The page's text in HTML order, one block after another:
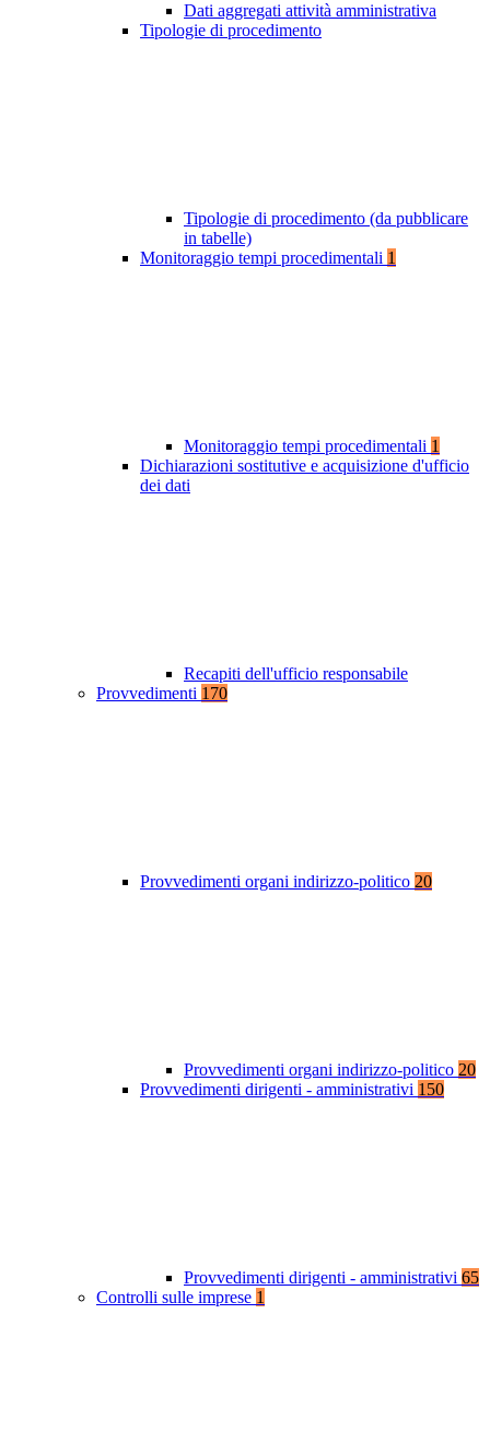
Dati aggregati attività amministrativa
Tipologie di procedimento
Tipologie di procedimento (da pubblicare
in tabelle)
Monitoraggio tempi procedimentali 1
Monitoraggio tempi procedimentali 1
Dichiarazioni sostitutive e acquisizione d'ufficio
dei dati
Recapiti dell'ufficio responsabile
Provvedimenti 170
Provvedimenti organi indirizzo-politico 20
Provvedimenti organi indirizzo-politico 20
Provvedimenti dirigenti - amministrativi 150
Provvedimenti dirigenti - amministrativi 65
Controlli sulle imprese 1